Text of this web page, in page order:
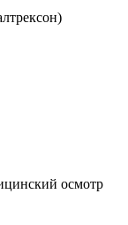
осмотр